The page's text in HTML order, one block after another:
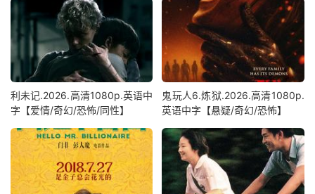
利未记.2026.高清1080p.英语中
字【爱情/奇幻/恐怖/同性】
鬼玩人6.炼狱.2026.高清1080p.
英语中字【悬疑/奇幻/恐怖】